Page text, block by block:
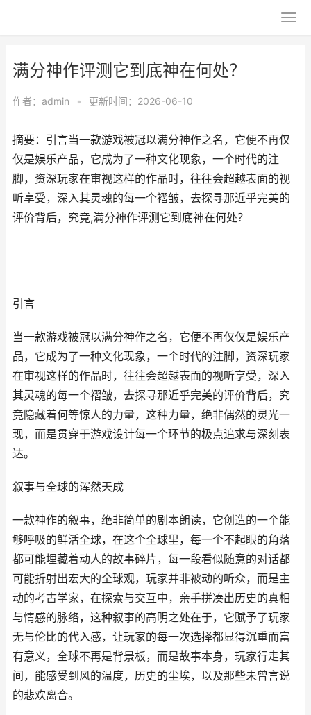
满分神作评测它到底神在何处？
作者： admin • 更新时间：2026-06-10
摘要：引言当一款游戏被冠以满分神作之名，它便不再仅
仅是娱乐产品，它成为了一种文化现象，一个时代的注
脚，资深玩家在审视这样的作品时，往往会超越表面的视
听享受，深入其灵魂的每一个褶皱，去探寻那近乎完美的
评价背后，究竟,满分神作评测它到底神在何处？
引言
当一款游戏被冠以满分神作之名，它便不再仅仅是娱乐产
品，它成为了一种文化现象，一个时代的注脚，资深玩家
在审视这样的作品时，往往会超越表面的视听享受，深入
其灵魂的每一个褶皱，去探寻那近乎完美的评价背后，究
竟隐藏着何等惊人的力量，这种力量，绝非偶然的灵光一
现，而是贯穿于游戏设计每一个环节的极点追求与深刻表
达。
叙事与全球的浑然天成
一款神作的叙事，绝非简单的剧本朗读，它创造的一个能
够呼吸的鲜活全球，在这个全球里，每一个不起眼的角落
都可能埋藏着动人的故事碎片，每一段看似随意的对话都
可能折射出宏大的全球观，玩家并非被动的听众，而是主
动的考古学家，在探索与交互中，亲手拼凑出历史的真相
与情感的脉络，这种叙事的高明之处在于，它赋予了玩家
无与伦比的代入感，让玩家的每一次选择都显得沉重而富
有意义，全球不再是背景板，而是故事本身，玩家行走其
间，能感受到风的温度，历史的尘埃，以及那些未曾言说
的悲欢离合。